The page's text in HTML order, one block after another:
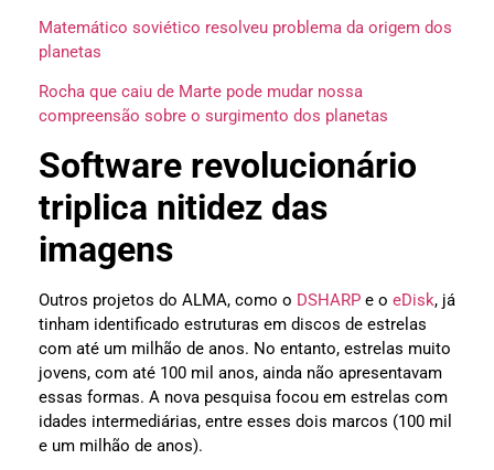
Matemático soviético resolveu problema da origem dos
planetas
Rocha que caiu de Marte pode mudar nossa
compreensão sobre o surgimento dos planetas
Software revolucionário
triplica nitidez das
imagens
Outros projetos do ALMA, como o DSHARP e o eDisk, já
tinham identificado estruturas em discos de estrelas
com até um milhão de anos. No entanto, estrelas muito
jovens, com até 100 mil anos, ainda não apresentavam
essas formas. A nova pesquisa focou em estrelas com
idades intermediárias, entre esses dois marcos (100 mil
e um milhão de anos).